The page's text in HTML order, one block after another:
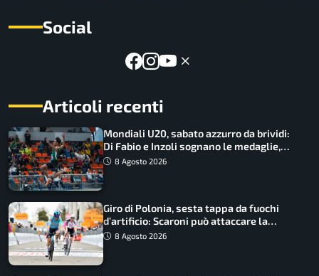
Social
Articoli recenti
Mondiali U20, sabato azzurro da brividi:
Di Fabio e Inzoli sognano le medaglie,
Castellani e Succo in finale
8 Agosto 2026
Giro di Polonia, sesta tappa da fuochi
d’artificio: Scaroni può attaccare la
maglia di Lemmen
8 Agosto 2026